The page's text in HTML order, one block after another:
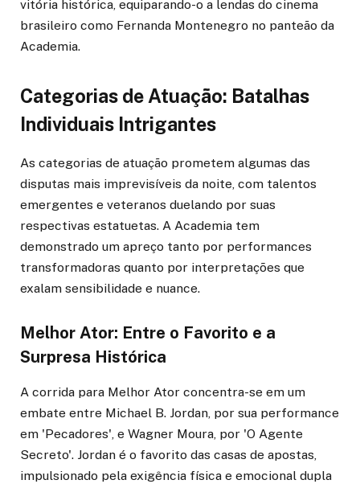
vitória histórica, equiparando-o a lendas do cinema
brasileiro como Fernanda Montenegro no panteão da
Academia.
Categorias de Atuação: Batalhas
Individuais Intrigantes
As categorias de atuação prometem algumas das
disputas mais imprevisíveis da noite, com talentos
emergentes e veteranos duelando por suas
respectivas estatuetas. A Academia tem
demonstrado um apreço tanto por performances
transformadoras quanto por interpretações que
exalam sensibilidade e nuance.
Melhor Ator: Entre o Favorito e a
Surpresa Histórica
A corrida para Melhor Ator concentra-se em um
embate entre Michael B. Jordan, por sua performance
em 'Pecadores', e Wagner Moura, por 'O Agente
Secreto'. Jordan é o favorito das casas de apostas,
impulsionado pela exigência física e emocional dupla